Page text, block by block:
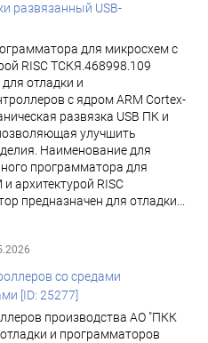
развязанный USB-
для микросхем с
RISC ТСКЯ.468998.109
отладки и
с ядром ARM Cortex-
развязка USB ПК и
улучшить
Наименование для
программатора для
архитектурой RISC
предназначен для отладки...
со средами
[ID: 25277]
производства АО "ПКК
и программаторов